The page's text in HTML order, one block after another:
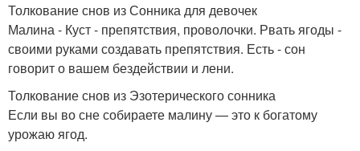
Толкование снов из Сонника для девочек
Малина - Куст - препятствия, проволочки. Рвать ягоды -
своими руками создавать препятствия. Есть - сон
говорит о вашем бездействии и лени.
Толкование снов из Эзотерического сонника
Если вы во сне собираете малину — это к богатому
урожаю ягод.